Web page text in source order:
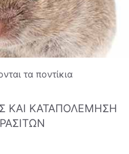
τα ποντίκια